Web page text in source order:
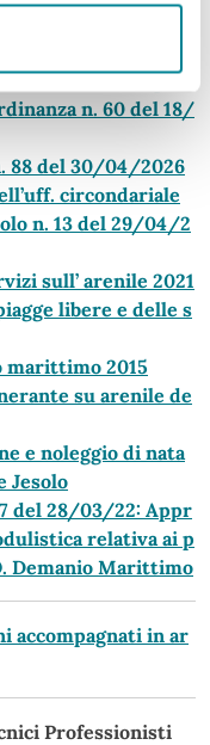
del Mort – tempora
n. 60 del 18/
88 del 30/04/2026
circondariale
n. 13 del 29/04/2
sull’ arenile 2021
libere e delle s
marittimo 2015
su arenile de
e noleggio di nata
Jesolo
del 28/03/22: Appr
relativa ai p
Demanio Marittimo
accompagnati in ar
Professionisti